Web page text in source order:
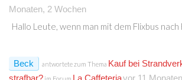
Monaten, 2 Wochen
Hallo Leute, wenn man mit dem Flixbus nach
Beck antwortete zum Thema Kauf bei
strafbar? im Forum La Caffeteriavor 11